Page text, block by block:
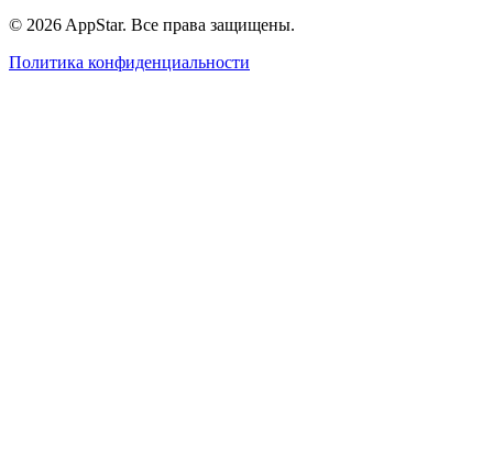
© 2026 AppStar. Все права защищены.
Политика конфиденциальности